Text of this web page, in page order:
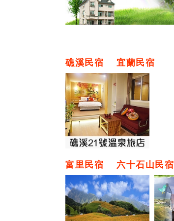
礁溪民宿 宜蘭民宿
富里民宿 六十石山民宿